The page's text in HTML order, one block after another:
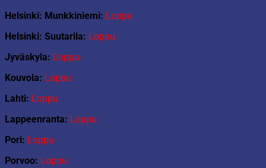
Helsinki: Munkkiniemi: Loppu
Helsinki: Suutarila: Loppu
Jyväskyla: Loppu
Kouvola: Loppu
Lahti: Loppu
Lappeenranta: Loppu
Pori: Loppu
Porvoo: Loppu